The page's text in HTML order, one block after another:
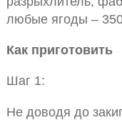
любые ягоды –
Как приготовить
Шаг 1:
Не доводя до